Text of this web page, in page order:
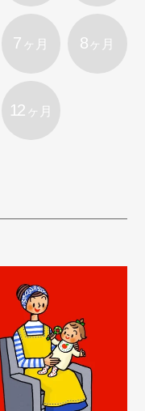
7 ヶ月 8 ヶ月
12 ヶ月